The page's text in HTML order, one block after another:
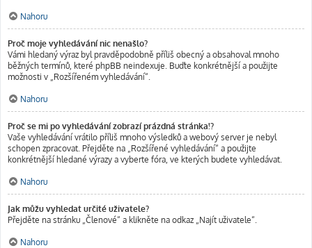
Nahoru
Proč moje vyhledávání nic nenašlo?
Vámi hledaný výraz byl pravděpodobně příliš obecný a obsahoval mnoho
běžných termínů, které phpBB neindexuje. Buďte konkrétnější a použijte
možnosti v „Rozšířeném vyhledávání“.
Nahoru
Proč se mi po vyhledávání zobrazí prázdná stránka!?
Vaše vyhledávání vrátilo příliš mnoho výsledků a webový server je nebyl
schopen zpracovat. Přejděte na „Rozšířené vyhledávání“ a použijte
konkrétnější hledané výrazy a vyberte fóra, ve kterých budete vyhledávat.
Nahoru
Jak můžu vyhledat určité uživatele?
Přejděte na stránku „Členové“ a klikněte na odkaz „Najít uživatele“.
Nahoru